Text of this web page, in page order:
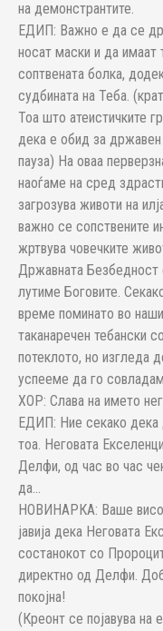
на демонстрантите.
ЕДИП: Важно е да се
носат маски и да имаат
соптвената болка,
судбината на Теба.
Тоа што атеистичките
дека е обид за
пауза) На оваа
наоѓаме на сред
загрозува животи на
важно се сопствените
жртвува човечките
Државната Безбедност
лутиме Боговите.
време поминато во
таканаречен тебански
потеклото, но изгледа
успееме да го
ХОР: Слава на името
ЕДИП: Ние секако дека
тоа. Неговата
Делфи, од час во час
да…
НОВИНАРКА: Ваше
јавија дека Неговата
состанокот со
директно од Делфи.
покојна!
(Креонт се појавува на